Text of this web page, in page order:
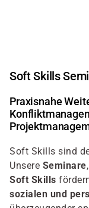
Soft Skills
Praxisnahe
Soft Skills sind
Unsere Seminare,
Soft Skills
sozialen und